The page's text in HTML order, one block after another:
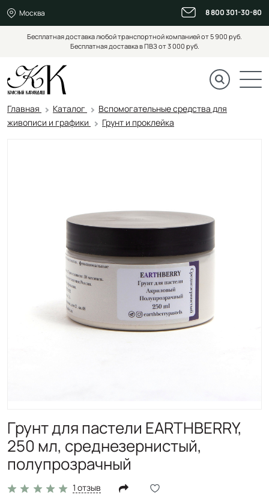
Москва 8 800 301-30-80
Бесплатная доставка любой транспортной компанией от 5 900 руб.
Бесплатная доставка в ПВЗ от 3 000 руб.
Главная Каталог
Вспомогательные средства для
живописи и графики
Грунт и проклейка
Грунт для пастели EARTHBERRY,
250 мл, среднезернистый,
полупрозрачный
1 отзыв